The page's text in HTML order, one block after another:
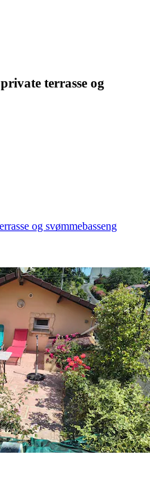
terrasse og
og svømmebasseng